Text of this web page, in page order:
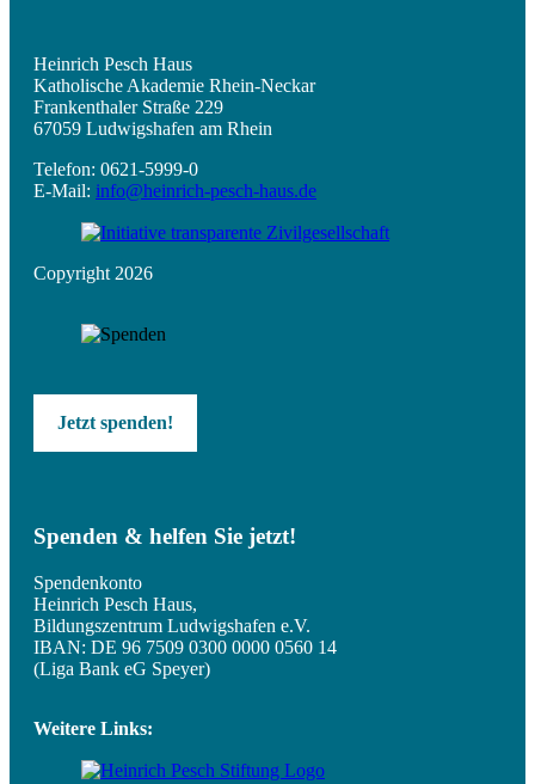
Heinrich Pesch Haus
Katholische Akademie Rhein-Neckar
Frankenthaler Straße 229
67059 Ludwigshafen am Rhein
Telefon: 0621-5999-0
E-Mail: info@heinrich-pesch-haus.de
Copyright 2026
Jetzt spenden!
Spenden & helfen Sie jetzt!
Spendenkonto
Heinrich Pesch Haus,
Bildungszentrum Ludwigshafen e.V.
IBAN: DE 96 7509 0300 0000 0560 14
(Liga Bank eG Speyer)
Weitere Links: